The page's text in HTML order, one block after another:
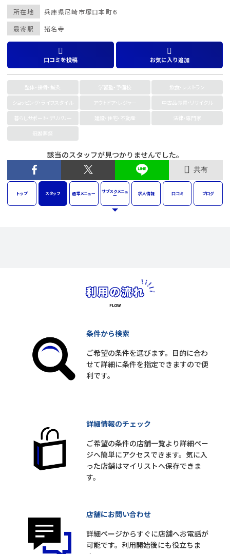
最寄駅 猪名寺
所在地 兵庫県尼崎市塚口本町６
口コミを投稿 お気に入り追加
整体・接骨・鍼灸 学習塾・予備校
飲食・レストラン
ショッピング・ライフスタイル
アウトドア・レジャー
中古品売買・リサイクル
暮らしサポート・デリバリー
建設・住宅・不動産
法律・専門家
冠婚葬祭
該当のスタッフが見つかりませんでした。
共有
トップ スタッフ 通常メニュー サブスクメニュ
ー 求人情報 口コミ ブログ
条件から検索
ご希望の条件を選びます。目的に合わ
せて詳細に条件を指定できますので便
利です。
詳細情報のチェック
ご希望の条件の店舗一覧より詳細ペー
ジへ簡単にアクセスできます。気に入
った店舗はマイリストへ保存できま
す。
店舗にお問い合わせ
詳細ページからすぐに店舗へお電話が
可能です。利用開始後にも役立ちま